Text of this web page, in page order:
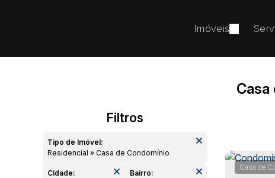
Imóveis
Casa
Tipo de Imóvel:
Residencial » Casa de Condomínio
Cidade:
Bairro:
Casa de